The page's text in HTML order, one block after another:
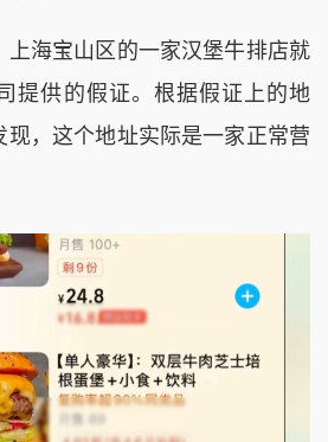
海宝山区的一家汉堡牛排店就
提供的假证。根据假证上的地
现，这个地址实际是一家正常营